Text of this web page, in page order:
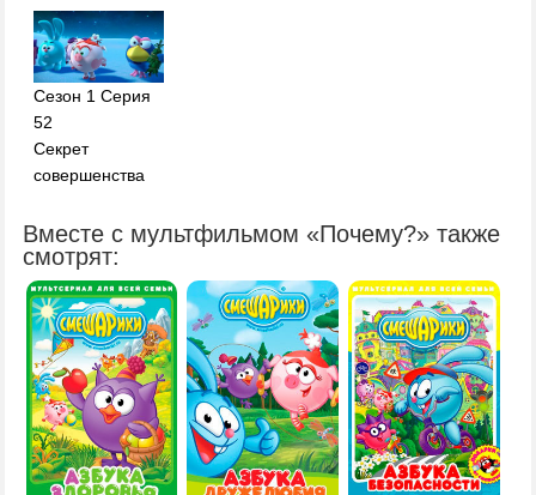
Сезон 1 Серия
52
Секрет
совершенства
Вместе с мультфильмом «Почему?» также
смотрят: